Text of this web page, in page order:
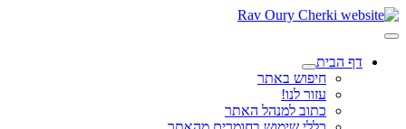
דף הבית
חיפוש באתר
עזור לנו!
כתוב למנהל האתר